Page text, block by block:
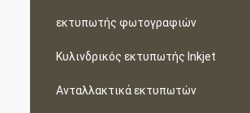
εκτυπωτής φωτογραφιών
Κυλινδρικός εκτυπωτής Inkjet
Ανταλλακτικά εκτυπωτών